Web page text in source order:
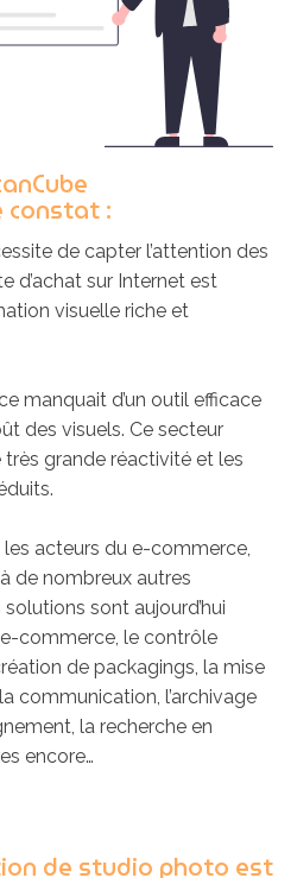
constat :
de capter l’attention des
d’achat sur Internet est
visuelle riche et
manquait d’un outil efficace
des visuels. Ce secteur
très grande réactivité et les
, les acteurs du e-commerce,
de nombreux autres
sont aujourd’hui
commerce, le contrôle
de packagings, la mise
communication, l’archivage
la recherche en
encore…
de studio photo est